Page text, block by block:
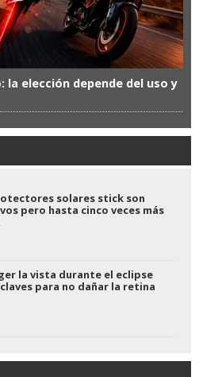
la elección depende del uso y
solares stick son
pero hasta cinco veces más
la vista durante el eclipse
para no dañar la retina